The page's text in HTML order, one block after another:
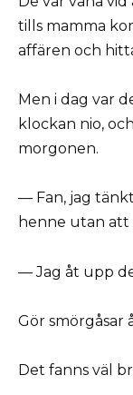
tills mamma
affären och
Men i dag var
klockan nio,
morgonen.
— Fan, jag
henne utan att
— Jag åt upp
Gör smörgåsar
Det fanns väl